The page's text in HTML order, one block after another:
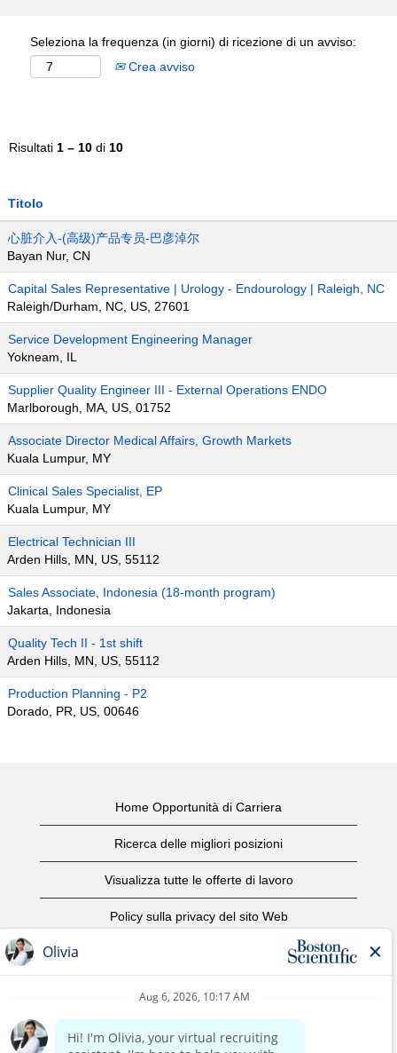
Seleziona la frequenza (in giorni) di ricezione di un avviso:
Crea avviso
Risultati 1 – 10 di 10
Titolo
心脏介入-(高级)产品专员-巴彦淖尔
Bayan Nur, CN
Capital Sales Representative | Urology - Endourology | Raleigh, NC
Raleigh/Durham, NC, US, 27601
Service Development Engineering Manager
Yokneam, IL
Supplier Quality Engineer III - External Operations ENDO
Marlborough, MA, US, 01752
Associate Director Medical Affairs, Growth Markets
Kuala Lumpur, MY
Clinical Sales Specialist, EP
Kuala Lumpur, MY
Electrical Technician III
Arden Hills, MN, US, 55112
Sales Associate, Indonesia (18-month program)
Jakarta, Indonesia
Quality Tech II - 1st shift
Arden Hills, MN, US, 55112
Production Planning - P2
Dorado, PR, US, 00646
Home Opportunità di Carriera
Ricerca delle migliori posizioni
Visualizza tutte le offerte di lavoro
Policy sulla privacy del sito Web